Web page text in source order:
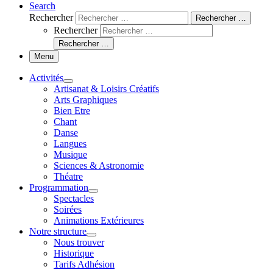
Search
Rechercher
Rechercher …
Rechercher
Rechercher …
Menu
Activités
Artisanat & Loisirs Créatifs
Arts Graphiques
Bien Etre
Chant
Danse
Langues
Musique
Sciences & Astronomie
Théatre
Programmation
Spectacles
Soirées
Animations Extérieures
Notre structure
Nous trouver
Historique
Tarifs Adhésion